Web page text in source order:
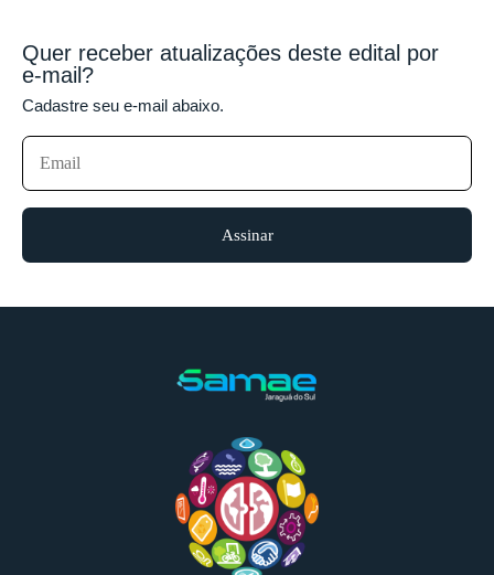
Quer receber atualizações deste edital por
e-mail?
Cadastre seu e-mail abaixo.
Assinar